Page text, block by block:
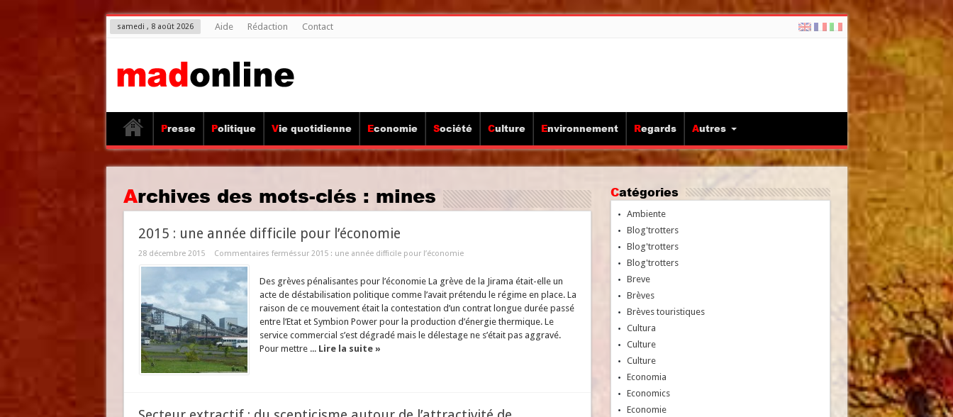
samedi , 8 août 2026 Aide Rédaction Contact
Presse Politique Vie quotidienne Economie Société Culture Environnement Regards Autres
Archives des mots-clés : mines
2015 : une année difficile pour l’économie
28 décembre 2015 Commentaires ferméssur 2015 : une année difficile pour l’économie
Des grèves pénalisantes pour l’économie La grève de la Jirama était-elle un
acte de déstabilisation politique comme l’avait prétendu le régime en place. La
raison de ce mouvement était la contestation d’un contrat longue durée passé
entre l’Etat et Symbion Power pour la production d’énergie thermique. Le
service commercial s’est dégradé mais le délestage ne s’était pas aggravé.
Pour mettre ... Lire la suite »
Catégories
Ambiente
Blog'trotters
Blog'trotters
Blog'trotters
Breve
Brèves
Brèves touristiques
Cultura
Culture
Culture
Economia
Economics
Economie